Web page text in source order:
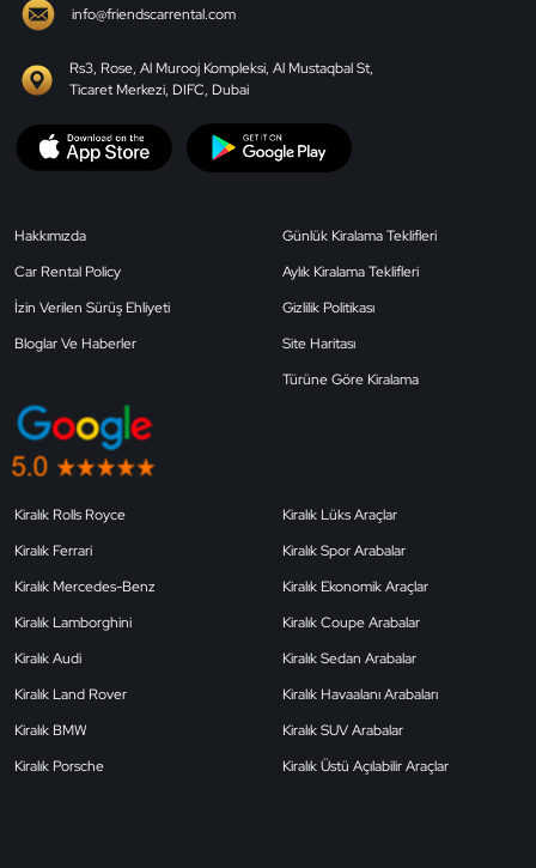
info@friendscarrental.com
Rs3, Rose, Al Murooj Kompleksi, Al Mustaqbal St,
Ticaret Merkezi, DIFC, Dubai
Hakkımızda
Car Rental Policy
İzin Verilen Sürüş Ehliyeti
Bloglar Ve Haberler
Günlük Kiralama Teklifleri
Aylık Kiralama Teklifleri
Gizlilik Politikası
Site Haritası
Türüne Göre Kiralama
Kiralık Rolls Royce
Kiralık Ferrari
Kiralık Mercedes-Benz
Kiralık Lamborghini
Kiralık Audi
Kiralık Land Rover
Kiralık BMW
Kiralık Porsche
Kiralık Lüks Araçlar
Kiralık Spor Arabalar
Kiralık Ekonomik Araçlar
Kiralık Coupe Arabalar
Kiralık Sedan Arabalar
Kiralık Havaalanı Arabaları
Kiralık SUV Arabalar
Kiralık Üstü Açılabilir Araçlar